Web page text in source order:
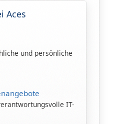
Aces
und persönliche
IT-